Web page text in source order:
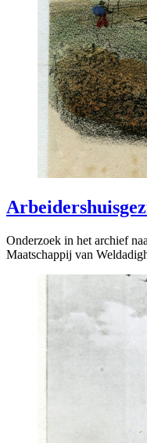
Onderzoek in het archief
Maatschappij van